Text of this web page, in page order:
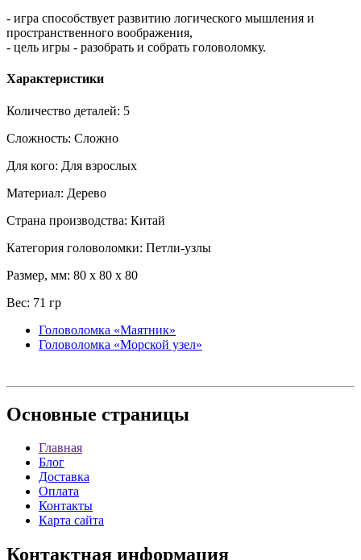
- игра способствует развитию логического мышления и
пространственного воображения,
- цель игры - разобрать и собрать головоломку.
Характеристики
Количество деталей: 5
Сложность: Сложно
Для кого: Для взрослых
Материал: Дерево
Страна производства: Китай
Категория головоломки: Петли-узлы
Размер, мм: 80 x 80 x 80
Вес: 71 гр
Головоломка «Маятник»
Головоломка «Морской узел»
Основные страницы
Главная
Блог
Доставка
Оплата
Контакты
Карта сайта
Контактная информация